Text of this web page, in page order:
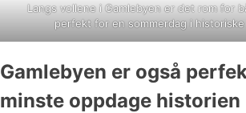
Langs vollene i Gamlebyen er det rom for
perfekt for en sommerdag i historiske
Gamlebyen er også
minste oppdage historien